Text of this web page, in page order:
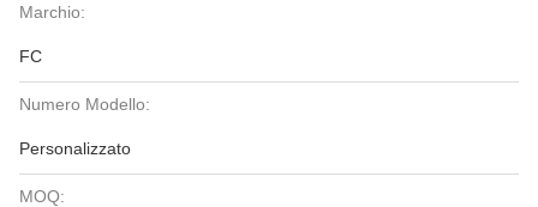
Marchio:
FC
Numero Modello:
Personalizzato
MOQ: